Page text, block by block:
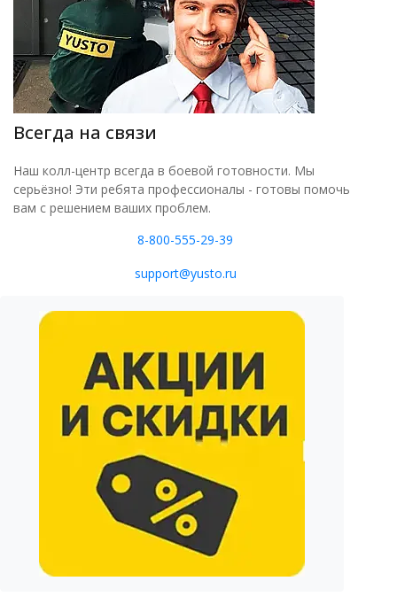
Всегда на связи
Наш колл-центр всегда в боевой готовности. Мы
серьёзно! Эти ребята профессионалы - готовы помочь
вам с решением ваших проблем.
8-800-555-29-39
support@yusto.ru